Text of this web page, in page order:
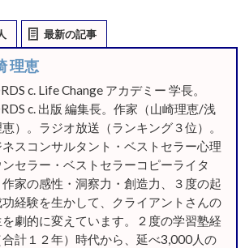
最新の記事
理恵
c. Life Change アカデミー 学長。
c. 出版 編集長。作家（山崎理恵/浅
恵）。ラジオ放送（ランキング３位）。
ネスコンサルタント・ベストセラー心理
ンセラー・ベストセラーコピーライタ
作家の感性・洞察力・創造力、３度の起
経験を生かして、クライアントさんの
を劇的に変えています。２度の学習塾経
計１２年）時代から、延べ3,000人の